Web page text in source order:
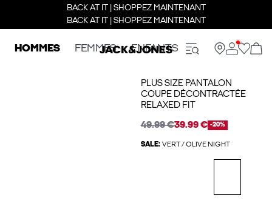
BACK AT IT | SHOPPEZ MAINTENANT
BACK AT IT | SHOPPEZ MAINTENANT
HOMMES FEMMES ENFANTS
PLUS SIZE PANTALON
COUPE DÉCONTRACTÉE
RELAXED FIT
49.99 €39.99 € -20%
SALE: VERT / OLIVE NIGHT